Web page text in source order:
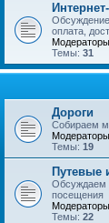
Обсуждение
оплата,
Темы: 31
Дороги
Собираем
Темы: 19
Путевые
Обсуждаем
посещения
Темы: 22